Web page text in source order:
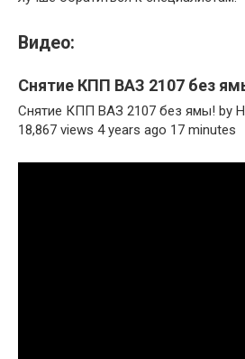
Видео:
Снятие КПП ВАЗ 2107 без
Снятие КПП ВАЗ 2107 без ямы! by
18,867 views 4 years ago 17 minutes